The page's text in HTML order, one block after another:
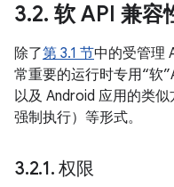
3.2. 软 API 兼容
除了第 3.1 节中的受管理
常重要的运行时专用“软
以及 Android 应用的类
强制执行）等形式。
3.2.1. 权限